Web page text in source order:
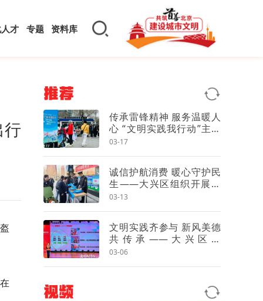
才 专题 资料库
推荐
传承雷锋精神 服务温暖人
心 “文明实践我行动”主题
市集走进朝阳区三里屯街
03-17
诚信护航消费 暖心守护民
生——大兴区组织开展诚
信经营、放心消费主题实
03-13
文明实践齐参与 新风美德
共传承——大兴区举
办“3·5”学雷锋主题新时代
03-06
视频